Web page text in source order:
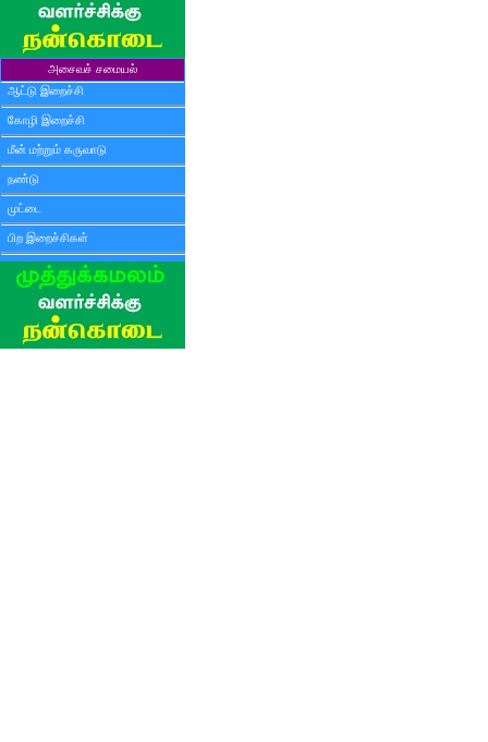
அசைவச் சமையல்
ஆட்டு இறைச்சி
கோழி இறைச்சி
மீன் மற்றும் கருவாடு
நண்டு
முட்டை
பிற இறைச்சிகள்